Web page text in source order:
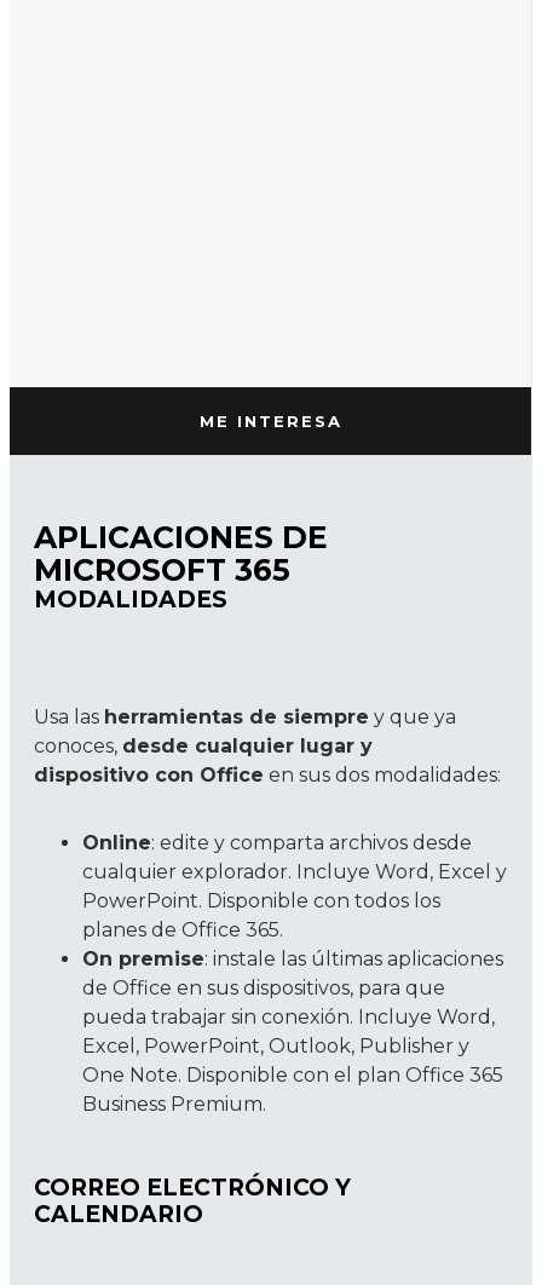
ME INTERESA
APLICACIONES DE
MICROSOFT 365
MODALIDADES
Usa las herramientas de siempre y que ya
conoces, desde cualquier lugar y
dispositivo con Office en sus dos modalidades:
Online: edite y comparta archivos desde
cualquier explorador. Incluye Word, Excel y
PowerPoint. Disponible con todos los
planes de Office 365.
On premise: instale las últimas aplicaciones
de Office en sus dispositivos, para que
pueda trabajar sin conexión. Incluye Word,
Excel, PowerPoint, Outlook, Publisher y
One Note. Disponible con el plan Office 365
Business Premium.
CORREO ELECTRÓNICO Y
CALENDARIO